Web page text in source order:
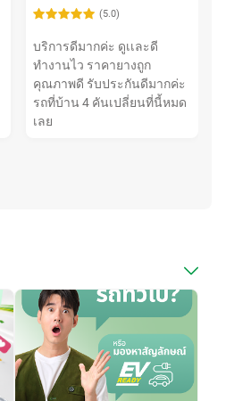
(5.0)
บริการดีมากค่ะ ดูเเละดี
ทำงานไว ราคายางถูก
คุณภาพดี รับประกันดีมากค่ะ
รถที่บ้าน 4 คันเปลี่ยนที่นี้หมด
เลย